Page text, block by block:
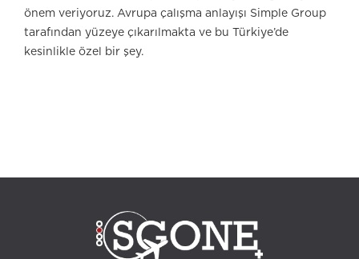
önem veriyoruz. Avrupa çalışma anlayışı Simple Group
tarafından yüzeye çıkarılmakta ve bu Türkiye’de
kesinlikle özel bir şey.